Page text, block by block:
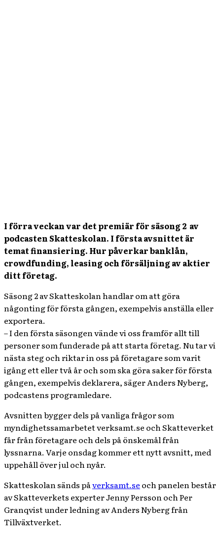
I förra veckan var det premiär för säsong 2 av
podcasten Skatteskolan. I första avsnittet är
temat finansiering. Hur påverkar banklån,
crowdfunding, leasing och försäljning av aktier
ditt företag.
Säsong 2 av Skatteskolan handlar om att göra
någonting för första gången, exempelvis anställa eller
exportera.
– I den första säsongen vände vi oss framför allt till
personer som funderade på att starta företag. Nu tar vi
nästa steg och riktar in oss på företagare som varit
igång ett eller två år och som ska göra saker för första
gången, exempelvis deklarera, säger Anders Nyberg,
podcastens programledare.
Avsnitten bygger dels på vanliga frågor som
myndighetssamarbetet verksamt.se och Skatteverket
får från företagare och dels på önskemål från
lyssnarna. Varje onsdag kommer ett nytt avsnitt, med
uppehåll över jul och nyår.
Skatteskolan sänds påverksamt.se och panelen består
av Skatteverkets experter Jenny Persson och Per
Granqvist under ledning av Anders Nyberg från
Tillväxtverket.